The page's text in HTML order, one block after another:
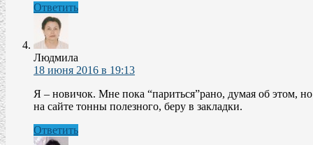
Ответить
Людмила
18 июня 2016 в 19:13
Я – новичок. Мне пока “париться”рано, думая об этом,
на сайте тонны полезного, беру в закладки.
Ответить